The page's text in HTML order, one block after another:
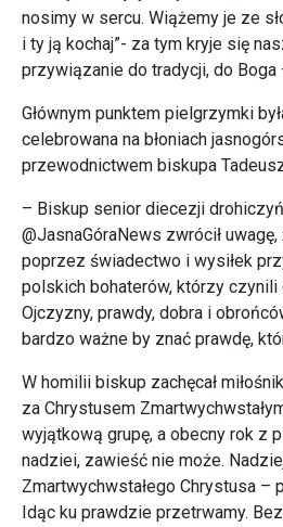
nosimy w sercu. Wiążemy je ze
i ty ją kochaj”- za tym kryje się
przywiązanie do tradycji, do Boga
Głównym punktem pielgrzymki
celebrowana na błoniach
przewodnictwem biskupa
– Biskup senior diecezji
@JasnaGóraNews zwrócił
poprzez świadectwo i wysiłek
polskich bohaterów, którzy
Ojczyzny, prawdy, dobra i
bardzo ważne by znać prawdę,
W homilii biskup zachęcał
za Chrystusem
wyjątkową grupę, a obecny rok z
nadziei, zawieść nie może.
Zmartwychwstałego Chrystusa –
Idąc ku prawdzie przetrwamy.